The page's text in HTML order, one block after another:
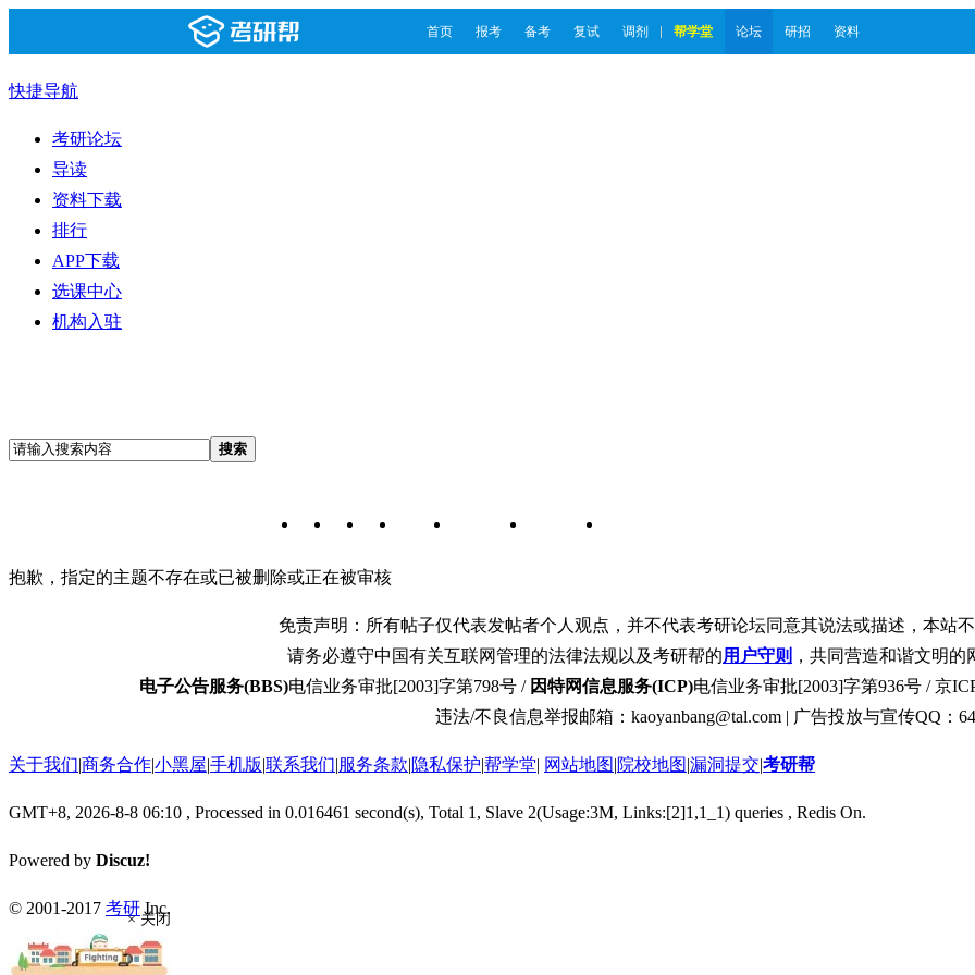
首页 报考 备考 复试 调剂 帮学堂 论坛 研招 资料
快捷导航
考研论坛
导读
资料下载
排行
APP下载
选课中心
机构入驻
搜索
抱歉，指定的主题不存在或已被删除或正在被审核
免责声明：所有帖子仅代表发帖者个人观点，并不代表考研论坛同意其说法或描述，本站
请务必遵守中国有关互联网管理的法律法规以及考研帮的用户守则 ，共同营造和谐文明
电子公告服务(BBS)电信业务审批[2003]字第798号 / 因特网信息服务(ICP)电信业务审批[2003]字第936号 / 京
违法/不良信息举报邮箱：kaoyanbang@tal.com | 广告投放与宣传QQ：
关于我们|商务合作|小黑屋|手机版|联系我们|服务条款|隐私保护|帮学堂| 网站地图|院校地图|漏洞提交|考研帮
GMT+8, 2026-8-8 06:10 , Processed in 0.016461 second(s), Total 1, Slave 2(Usage:3M, Links:[2]1,1_1) queries , Redis On.
Powered by Discuz!
© 2001-2017 考研Inc.
× 关闭